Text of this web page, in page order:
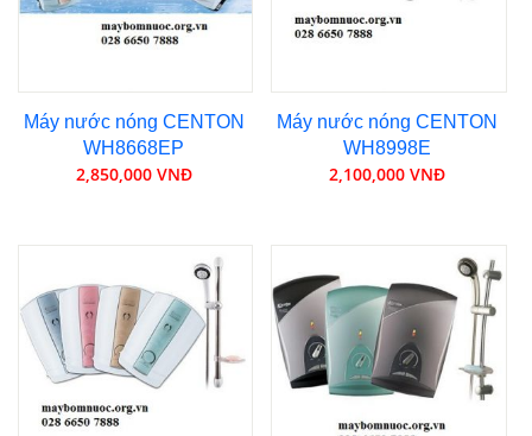
Máy nước nóng CENTON
WH8668EP
2,850,000 VNĐ
Máy nước nóng CENTON
WH8998E
2,100,000 VNĐ